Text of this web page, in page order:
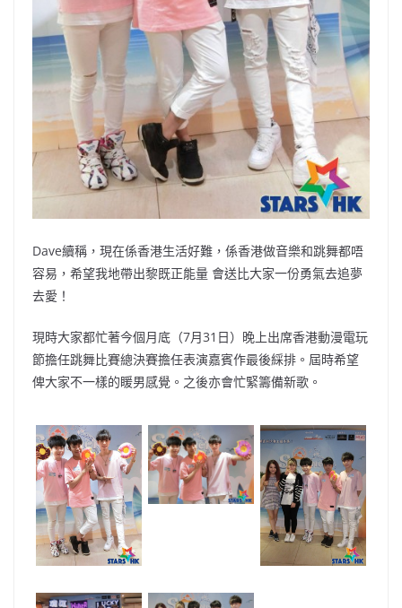
Dave續稱，現在係香港生活好難，係香港做音樂和跳舞都唔
容易，希望我地帶出黎既正能量 會送比大家一份勇氣去追夢
去愛！
現時大家都忙著今個月底（7月31日）晚上出席香港動漫電玩
節擔任跳舞比賽總決賽擔任表演嘉賓作最後綵排。屆時希望
俾大家不一樣的䁔男感覺。之後亦會忙緊籌備新歌。